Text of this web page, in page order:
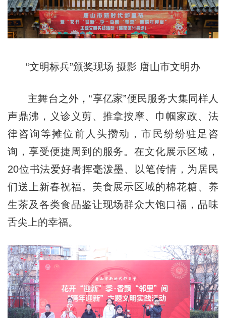
“文明标兵”颁奖现场 摄影 唐山市文明办
主舞台之外，“享亿家”便民服务大集同样人
声鼎沸，义诊义剪、推拿按摩、巾帼家政、法
律咨询等摊位前人头攒动，市民纷纷驻足咨
询，享受便捷周到的服务。在文化展示区域，
20位书法爱好者挥毫泼墨、以笔传情，为居民
们送上新春祝福。美食展示区域的棉花糖、养
生茶及各类食品鉴让现场群众大饱口福，品味
舌尖上的幸福。